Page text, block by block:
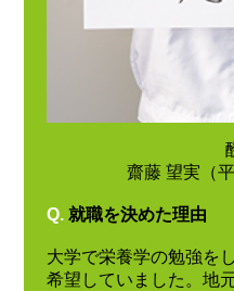
齋藤 望実（
Q. 就職を決めた理由
大学で栄養学の勉強を
希望していました。地